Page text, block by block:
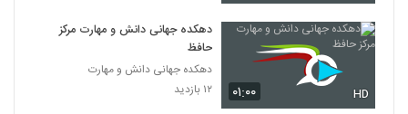
۰۱:۰۰ HD
دهکده جهانی دانش و مهارت مرکز
حافظ
دهکده جهانی دانش و مهارت
۱۲ بازدید